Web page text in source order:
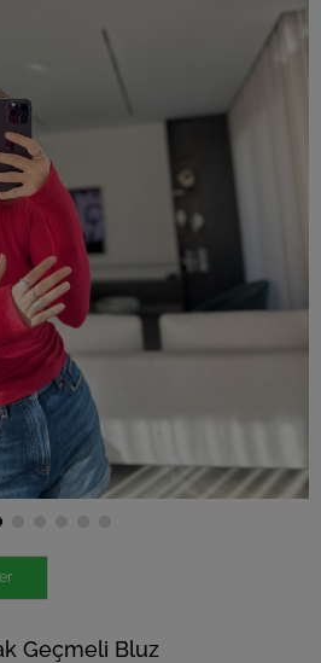
Geçmeli Bluz